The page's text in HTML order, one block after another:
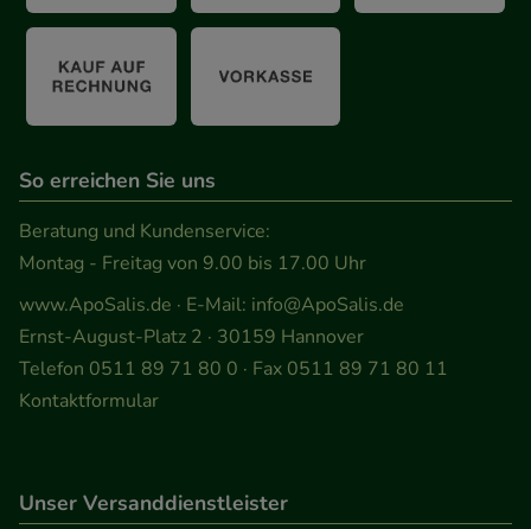
So erreichen Sie uns
Beratung und Kundenservice:
Montag - Freitag von 9.00 bis 17.00 Uhr
www.ApoSalis.de · E-Mail: info@ApoSalis.de
Ernst-August-Platz 2 · 30159 Hannover
Telefon 0511 89 71 80 0 · Fax 0511 89 71 80 11
Kontaktformular
Unser Versanddienstleister